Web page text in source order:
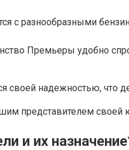
с разнообразными
Премьеры удобно
своей надежностью,
представителем своей
и их